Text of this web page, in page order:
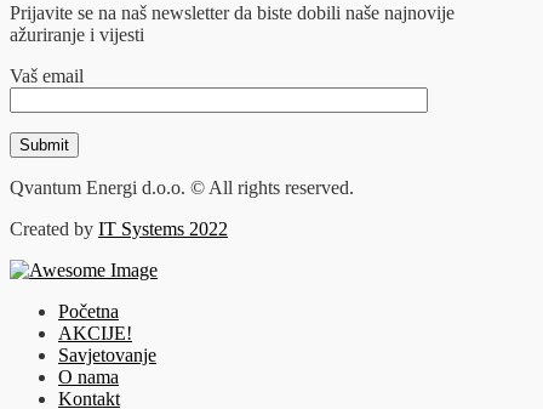
Prijavite se na naš newsletter da biste dobili naše najnovije
ažuriranje i vijesti
Vaš email
Qvantum Energi d.o.o. © All rights reserved.
Created by IT Systems 2022
Početna
AKCIJE!
Savjetovanje
O nama
Kontakt